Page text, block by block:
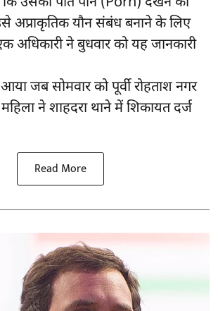
अप्राकृतिक यौन संबंध बनाने के लिए
अधिकारी ने बुधवार को यह जानकारी
जब सोमवार को पूर्वी रोहताश नगर
महिला ने शाहदरा थाने में शिकायत दर्ज
Read More